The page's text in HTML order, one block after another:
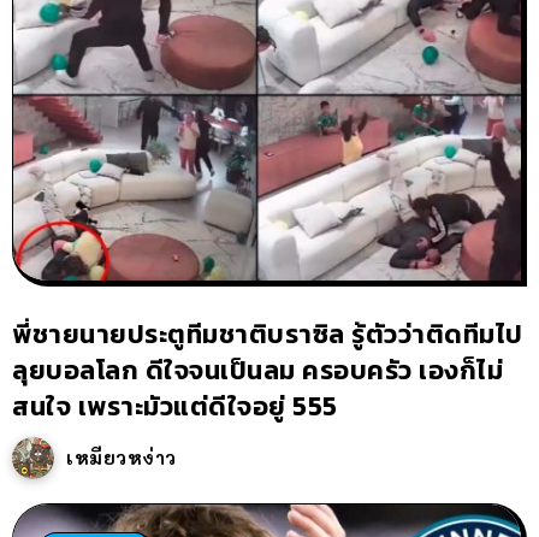
พี่ชายนายประตูทีมชาติบราซิล รู้ตัวว่าติดทีมไป
ลุยบอลโลก ดีใจจนเป็นลม ครอบครัว เองก็ไม่
สนใจ เพราะมัวแต่ดีใจอยู่ 555
เหมียวหง่าว